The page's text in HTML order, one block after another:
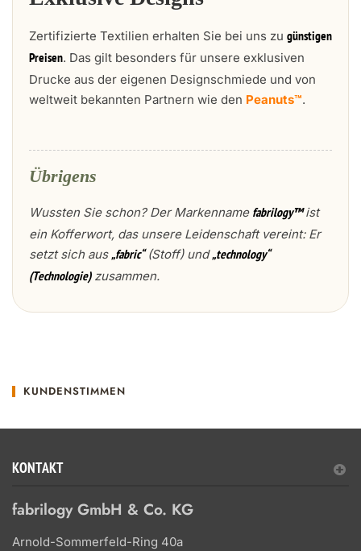
Zertifizierte Textilien erhalten Sie bei uns zu günstigen
Preisen. Das gilt besonders für unsere exklusiven
Drucke aus der eigenen Designschmiede und von
weltweit bekannten Partnern wie den Peanuts™.
Übrigens
Wussten Sie schon? Der Markenname fabrilogy™ist
ein Kofferwort, das unsere Leidenschaft vereint: Er
setzt sich aus„fabric“(Stoff) und„technology“
(Technologie)zusammen.
KUNDENSTIMMEN
KONTAKT
fabrilogy GmbH & Co. KG
Arnold-Sommerfeld-Ring 40a